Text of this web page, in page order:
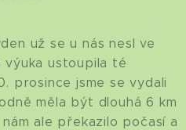
už se u nás nesl ve
výuka ustoupila té
prosince jsme se vydali
měla být dlouhá 6 km
ale překazilo počasí a